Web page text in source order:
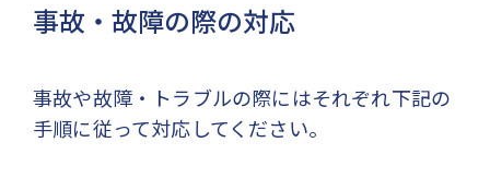
事故・故障の際の対応
事故や故障・トラブルの際にはそれぞれ下記の
手順に従って対応してください。